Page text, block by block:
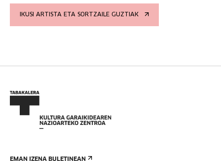
IKUSI ARTISTA ETA SORTZAILE GUZTIAK
EMAN IZENA BULETINEAN